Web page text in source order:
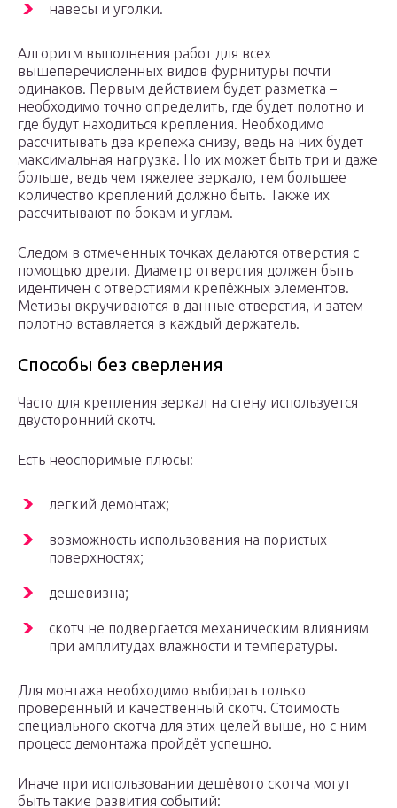
навесы и уголки.
Алгоритм выполнения работ для всех
вышеперечисленных видов фурнитуры почти
одинаков. Первым действием будет разметка –
необходимо точно определить, где будет полотно и
где будут находиться крепления. Необходимо
рассчитывать два крепежа снизу, ведь на них будет
максимальная нагрузка. Но их может быть три и даже
больше, ведь чем тяжелее зеркало, тем большее
количество креплений должно быть. Также их
рассчитывают по бокам и углам.
Следом в отмеченных точках делаются отверстия с
помощью дрели. Диаметр отверстия должен быть
идентичен с отверстиями крепёжных элементов.
Метизы вкручиваются в данные отверстия, и затем
полотно вставляется в каждый держатель.
Способы без сверления
Часто для крепления зеркал на стену используется
двусторонний скотч.
Есть неоспоримые плюсы:
легкий демонтаж;
возможность использования на пористых
поверхностях;
дешевизна;
скотч не подвергается механическим влияниям
при амплитудах влажности и температуры.
Для монтажа необходимо выбирать только
проверенный и качественный скотч. Стоимость
специального скотча для этих целей выше, но с ним
процесс демонтажа пройдёт успешно.
Иначе при использовании дешёвого скотча могут
быть такие развития событий: